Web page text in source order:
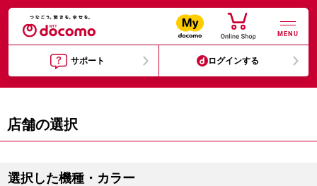
MENU
サポート ログインする
店舗の選択
選択した機種・カラー